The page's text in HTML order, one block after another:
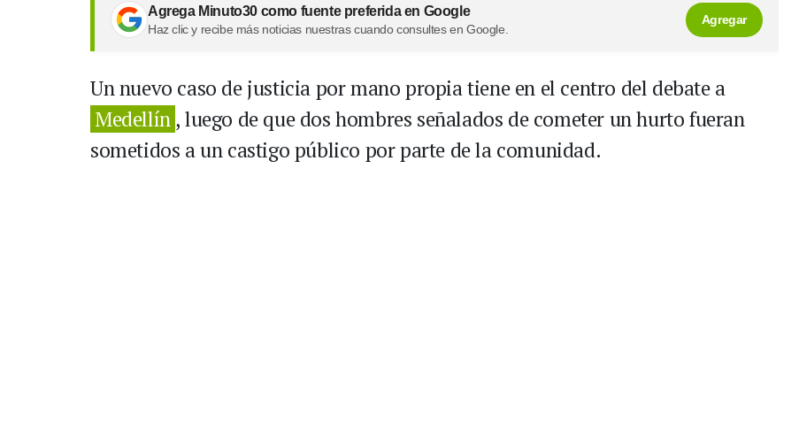
Agrega Minuto30 como fuente preferida en Google
Haz clic y recibe más noticias nuestras cuando consultes en Google.
Agregar
Un nuevo caso de justicia por mano propia tiene en el centro del debate a
Medellín, luego de que dos hombres señalados de cometer un hurto fueran
sometidos a un castigo público por parte de la comunidad.